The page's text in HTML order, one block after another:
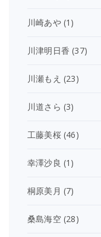
川崎あや(1)
川津明日香 (37)
川瀬もえ (23)
川道さら (3)
工藤美桜(46)
幸澤沙良 (1)
桐原美月 (7)
桑島海空(28)